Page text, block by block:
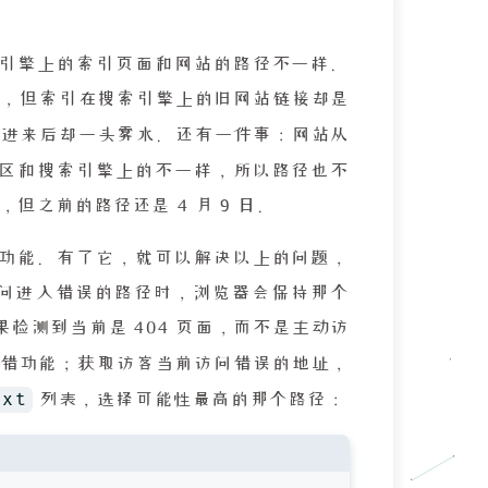
擎上的索引页面和网站的路径不一样。
但索引在搜索引擎上的旧网站链接却是
后却一头雾水。还有一件事：网站从
和搜索引擎上的不一样，所以路径也不
但之前的路径还是 4 月 9 日。
能。有了它，就可以解决以上的问题，
进入错误的路径时，浏览器会保持那个
检测到当前是 404 页面，而不是主动访
功能；获取访客当前访问错误的地址，
列表，选择可能性最高的那个路径：